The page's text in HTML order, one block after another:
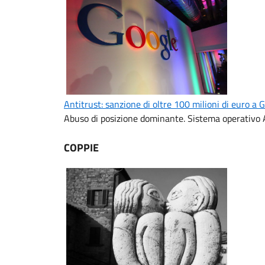
Antitrust: sanzione di oltre 100 milioni di euro a
Abuso di posizione dominante. Sistema operativo
COPPIE